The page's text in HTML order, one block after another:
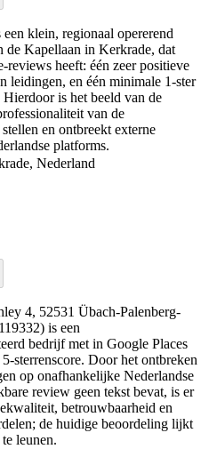
klein, regionaal opererend
de Kapellaan in Kerkrade, dat
heeft: één zeer positieve
leidingen, en één minimale 1‑ster
is het beeld van de
van de
en ontbreekt externe
platforms.
Nederland
4, 52531 Übach-Palenberg-
is een
bedrijf met in Google Places
sterrenscore. Door het ontbreken
op onafhankelijke Nederlandse
review geen tekst bevat, is er
betrouwbaarheid en
de huidige beoordeling lijkt
leunen.